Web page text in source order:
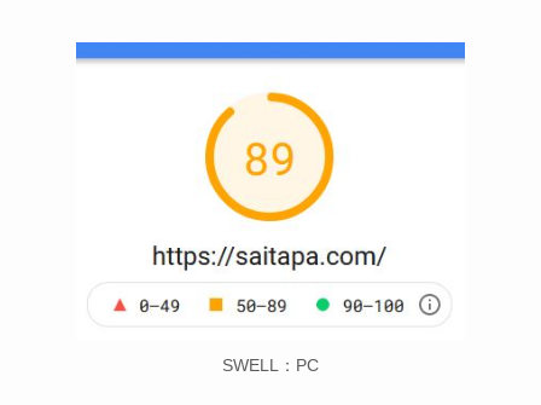
SWELL：PC